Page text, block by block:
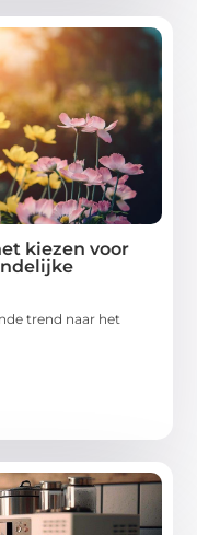
kiezen voor
trend naar het